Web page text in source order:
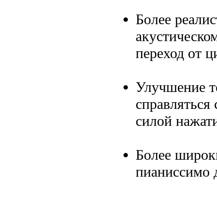
Более
переход от
Улучшение
силой
Более
пианиссимо